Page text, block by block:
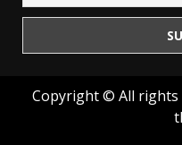
Copyright © All rights